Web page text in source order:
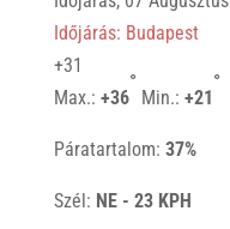
Időjárás: Budapest
+31
Max.: +36
°
Min.: +21
°
Páratartalom: 37%
Szél: NE - 23 KPH